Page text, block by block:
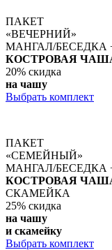
ПАКЕТ
«ВЕЧЕРНИЙ»
МАНГАЛ/БЕСЕДКА
КОСТРОВАЯ
20% скидка
на чашу
Выбрать комплект
ПАКЕТ
«СЕМЕЙНЫЙ»
МАНГАЛ/БЕСЕДКА
КОСТРОВАЯ
СКАМЕЙКА
25% скидка
на чашу
и скамейку
Выбрать комплект